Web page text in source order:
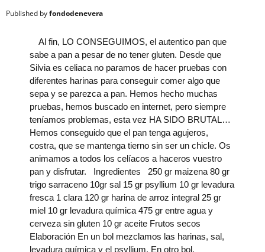
fondodenevera
Al fin, LO CONSEGUIMOS, el autentico pan que
sabe a pan a pesar de no tener gluten. Desde que
Silvia es celiaca no paramos de hacer pruebas con
diferentes harinas para conseguir comer algo que
sepa y se parezca a pan. Hemos hecho muchas
pruebas, hemos buscado en internet, pero siempre
teníamos problemas, esta vez HA SIDO BRUTAL…
Hemos conseguido que el pan tenga agujeros,
costra, que se mantenga tierno sin ser un chicle. Os
animamos a todos los celíacos a haceros vuestro
pan y disfrutar. Ingredientes 250 gr maizena 80 gr
trigo sarraceno 10gr sal 15 gr psyllium 10 gr levadura
fresca 1 clara 120 gr harina de arroz integral 25 gr
miel 10 gr levadura química 475 gr entre agua y
cerveza sin gluten 10 gr aceite Frutos secos
Elaboración En un bol mezclamos las harinas, sal,
levadura química y el psyllium. En otro bol,